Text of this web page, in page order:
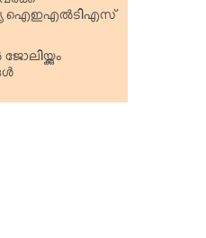
ഐഇഎല്‍ടിഎസ്